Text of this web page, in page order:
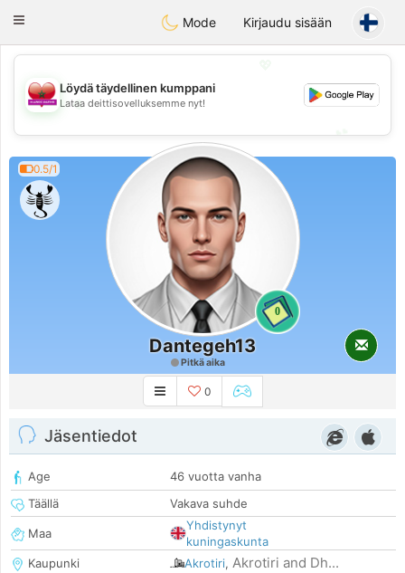
Maroc Dating
Toggle
Mode Kirjaudu sisään
💖
💕
Löydä täydellinen kumppani
Lataa deittisovelluksemme nyt!
0.5/1
0
Dantegeh13
Pitkä aika
0
Jäsentiedot
Age
46 vuotta vanha
Täällä
Vakava suhde
Maa
Yhdistynyt
kuningaskunta
Kaupunki
Akrotiri, Akrotiri and Dh...